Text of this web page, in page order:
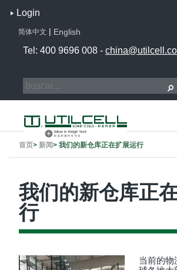
Login
简体中文 | English
Tel: 400 9696 008 -
首页> 新闻> 我们的新仓库正在扩展运行
我们的新仓库正
行
当前的物